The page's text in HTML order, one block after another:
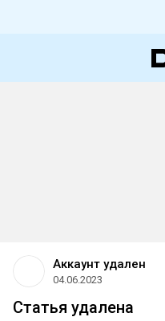
Аккаунт удален
04.06.2023
Статья удалена